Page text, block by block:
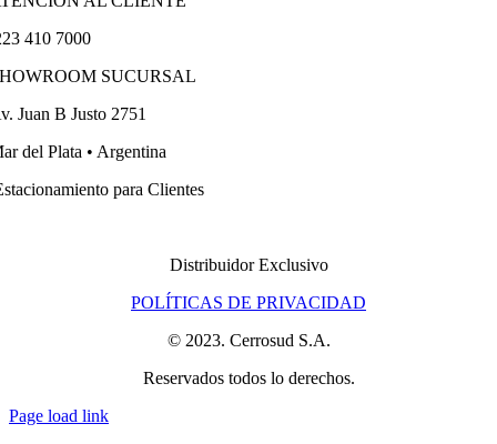
410 7000
SUCURSAL
Juan B Justo 2751
del Plata • Argentina
para Clientes
Distribuidor Exclusivo
POLÍTICAS DE PRIVACIDAD
© 2023. Cerrosud S.A.
Reservados todos lo derechos.
Page load link